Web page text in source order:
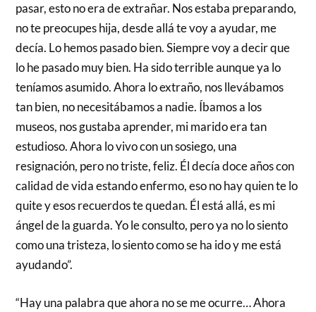
pasar, esto no era de extrañar. Nos estaba preparando,
no te preocupes hija, desde allá te voy a ayudar, me
decía. Lo hemos pasado bien. Siempre voy a decir que
lo he pasado muy bien. Ha sido terrible aunque ya lo
teníamos asumido. Ahora lo extraño, nos llevábamos
tan bien, no necesitábamos a nadie. Íbamos a los
museos, nos gustaba aprender, mi marido era tan
estudioso. Ahora lo vivo con un sosiego, una
resignación, pero no triste, feliz. Él decía doce años con
calidad de vida estando enfermo, eso no hay quien te lo
quite y esos recuerdos te quedan. Él está allá, es mi
ángel de la guarda. Yo le consulto, pero ya no lo siento
como una tristeza, lo siento como se ha ido y me está
ayudando”.
“Hay una palabra que ahora no se me ocurre… Ahora